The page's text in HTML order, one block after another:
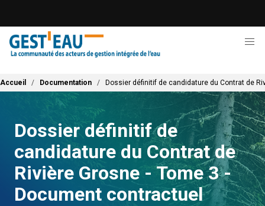
contenu
principal
Fil d'Ariane
Accueil Documentation Dossier définitif de candidature du Contrat de
Dossier définitif de
candidature du Contrat de
Rivière Grosne - Tome 3 -
Document contractuel